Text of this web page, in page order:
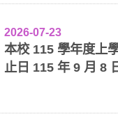
2026-07-23
本校 115 學年度上
止日 115 年 9 月 8